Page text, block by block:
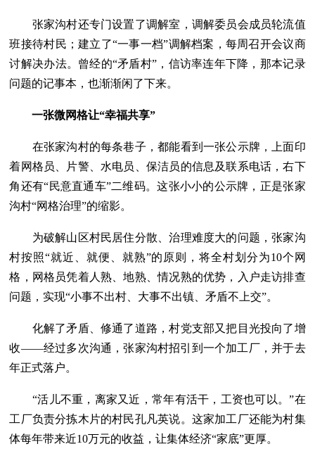
张家沟村还专门设置了调解室，调解委员会成员轮流值
班接待村民；建立了“一事一档”调解档案，每周召开会议商
讨解决办法。曾经的“矛盾村”，信访率连年下降，那本记录
问题的记事本，也渐渐闲了下来。
一张微网格让“幸福共享”
在张家沟村的每条巷子，都能看到一张公示牌，上面印
着网格员、片警、水电员、保洁员的信息及联系电话，右下
角还有“民意直通车”二维码。这张小小的公示牌，正是张家
沟村“网格治理”的缩影。
为破解山区村民居住分散、治理难度大的问题，张家沟
村按照“就近、就便、就熟”的原则，将全村划分为10个网
格，网格员凭着人熟、地熟、情况熟的优势，入户走访排查
问题，实现“小事不出村、大事不出镇、矛盾不上交”。
化解了矛盾、修通了道路，村党支部又把目光投向了增
收——经过多次沟通，张家沟村招引到一个加工厂，并于去
年正式落户。
“活儿不重，离家又近，常年有活干，工资也可以。”在
工厂负责分拣木片的村民孔凡英说。这家加工厂还能为村集
体每年带来近10万元的收益，让集体经济“家底”更厚。